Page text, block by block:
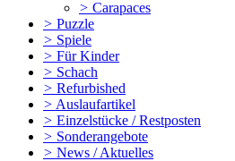
> Carapaces
> Puzzle
> Spiele
> Für Kinder
> Schach
> Refurbished
> Auslaufartikel
> Einzelstücke / Restposten
> Sonderangebote
> News / Aktuelles